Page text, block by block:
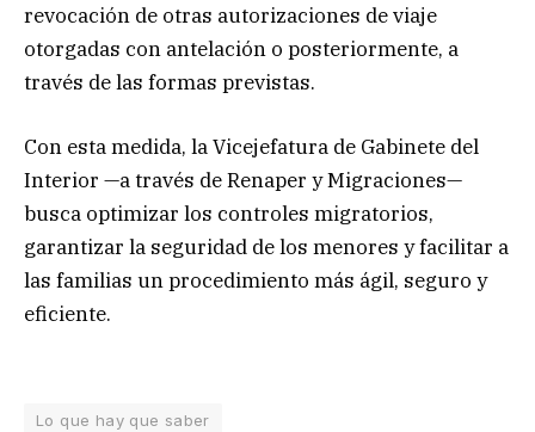
revocación de otras autorizaciones de viaje
otorgadas con antelación o posteriormente, a
través de las formas previstas.
Con esta medida, la Vicejefatura de Gabinete del
Interior —a través de Renaper y Migraciones—
busca optimizar los controles migratorios,
garantizar la seguridad de los menores y facilitar a
las familias un procedimiento más ágil, seguro y
eficiente.
Lo que hay que saber